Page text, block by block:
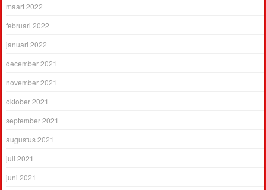
maart 2022
februari 2022
januari 2022
december 2021
november 2021
oktober 2021
september 2021
augustus 2021
juli 2021
juni 2021